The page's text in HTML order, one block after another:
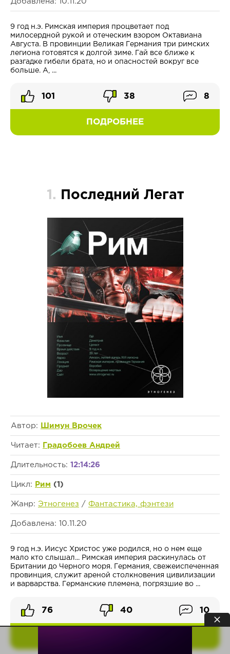
Добавлена: 10.11.20
9 год н.э. Римская империя процветает под
милосердной рукой и отеческим взором Октавиана
Августа. В провинции Великая Германия три римских
легиона готовятся к долгой зиме. Гай все ближе к
разгадке гибели брата, но и опасностей вокруг все
больше. А, ...
ПОДРОБНЕЕ
101 38 8
1. Последний Легат
Автор: Шимун Врочек
Читает: Градобоев Андрей
Длительность: 12:14:26
Цикл: Рим (1)
Жанр: Этногенез / Фантастика, фэнтези
Добавлена: 10.11.20
9 год н.э. Иисус Христос уже родился, но о нем еще
мало кто слышал... Римская империя раскинулась от
Британии до Черного моря. Германия, свежеиспеченная
провинция, служит ареной столкновения цивилизации
и варварства. Германские племена, погрязшие во ...
76 40 10